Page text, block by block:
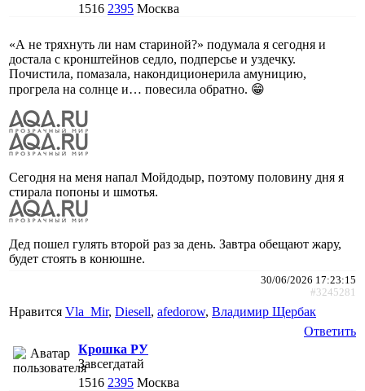
1516 2395 Москва
«А не тряхнуть ли нам стариной?» подумала я сегодня и
достала с кронштейнов седло, подперсье и уздечку.
Почистила, помазала, накондиционерила амуницию,
прогрела на солнце и… повесила обратно. 😁
Сегодня на меня напал Мойдодыр, поэтому половину дня я
стирала попоны и шмотья.
Дед пошел гулять второй раз за день. Завтра обещают жару,
будет стоять в конюшне.
30/06/2026 17:23:15
#3245281
Нравится Vla_Mir, Diesell, afedorow, Владимир Щербак
Ответить
Крошка РУ
Завсегдатай
1516 2395 Москва